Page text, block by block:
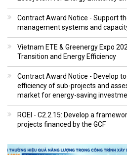
Contract Award Notice - Support
management systems and
Vietnam ETE & Greenergy Expo
Transition and Energy Efficiency
Contract Award Notice - Develop
efficiency of sub-projects and
market for energy-saving
ROEI - C2.2.15: Develop a
projects financed by the GCF